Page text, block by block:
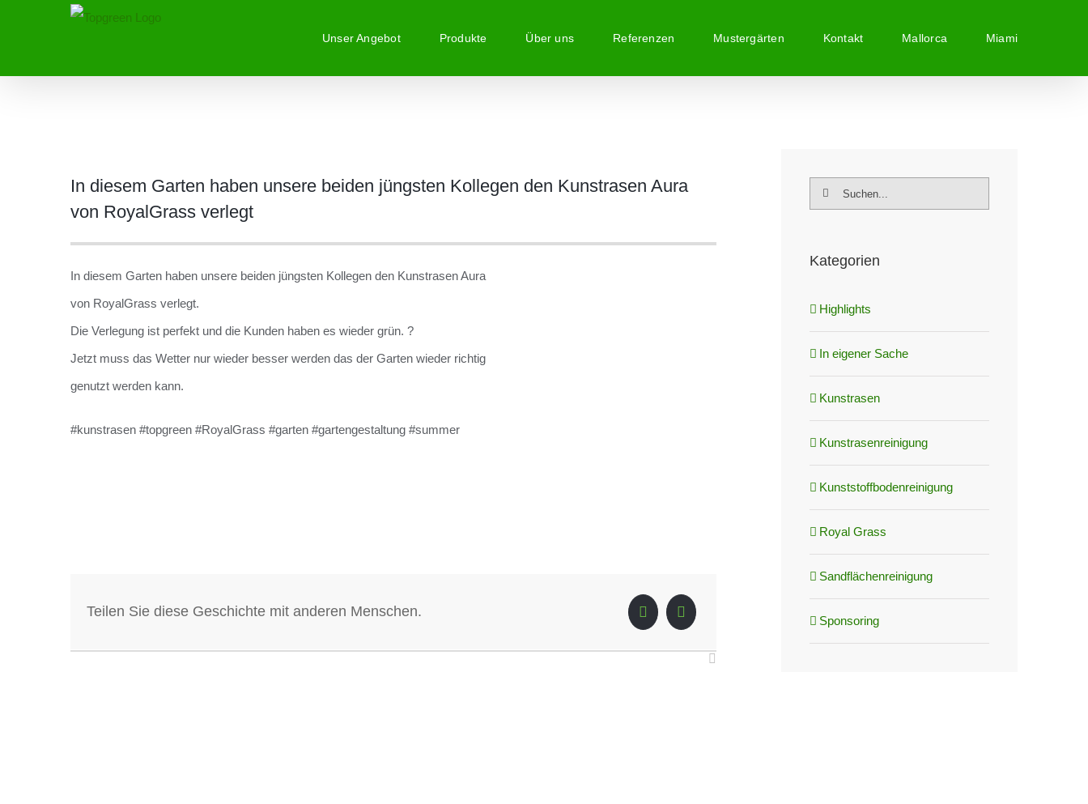
Unser Angebot Produkte Über uns Referenzen Mustergärten Kontakt Mallorca Miami
grösseres
Bild
In diesem Garten haben unsere beiden jüngsten Kollegen den Kunstrasen Aura
von RoyalGrass verlegt
In diesem Garten haben unsere beiden jüngsten Kollegen den Kunstrasen Aura
von RoyalGrass verlegt.
Die Verlegung ist perfekt und die Kunden haben es wieder grün. ?
Jetzt muss das Wetter nur wieder besser werden das der Garten wieder richtig
genutzt werden kann.
#kunstrasen #topgreen #RoyalGrass #garten #gartengestaltung #summer
Teilen Sie diese Geschichte mit anderen Menschen.
Suche
Kategorien
Highlights
In eigener Sache
Kunstrasen
Kunstrasenreinigung
Kunststoffbodenreinigung
Royal Grass
Sandflächenreinigung
Sponsoring